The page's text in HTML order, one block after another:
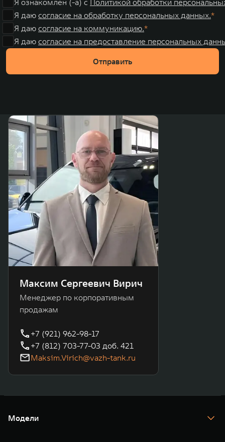
Я ознакомлен (-а) с
Политикой обработки
Я даю согласие на обработку персональных данных.
Я даю согласие на коммуникацию.
Я даю согласие на предоставление персональных
Отправить
Максим Сергеевич Вирич
Менеджер по корпоративным
продажам
+7 (921) 962-98-17
+7 (812) 703-77-03 доб. 421
Maksim.Virich@vazh-tank.ru
Модели